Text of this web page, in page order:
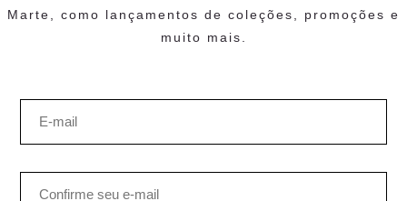
Marte, como lançamentos de coleções, promoções e
muito mais.